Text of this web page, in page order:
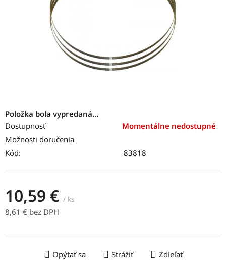
Položka bola vypredaná…
Dostupnosť
Momentálne nedostupné
Možnosti doručenia
Kód:
83818
10,59 € / ks
8,61 € bez DPH
Opýtať sa Strážiť Zdieľať